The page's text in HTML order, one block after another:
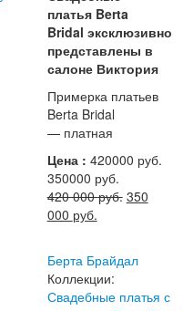
платья Berta
Bridal эксклюзивно
представлены в
салоне Виктория
Примерка платьев
Berta Bridal
— платная
Цена : 420000 руб.
350000 руб.
420 000руб.
000 руб..
350
000 руб.
000 руб..
Берта Брайдал
Коллекции:
Свадебные платья с